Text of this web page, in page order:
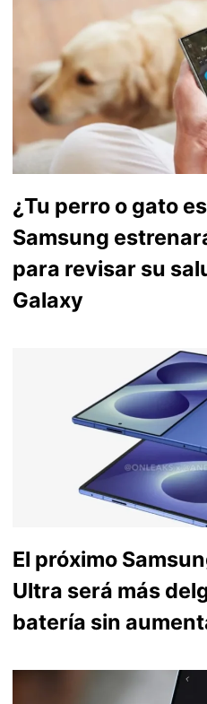
¿Tu perro o gato
Samsung
para revisar su
Galaxy
El próximo
Ultra será más
batería sin